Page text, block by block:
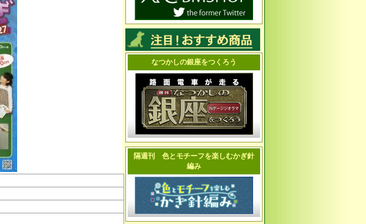
なつかしの銀座をつくろう
隔週刊 色とモチーフを楽しむかぎ針
編み